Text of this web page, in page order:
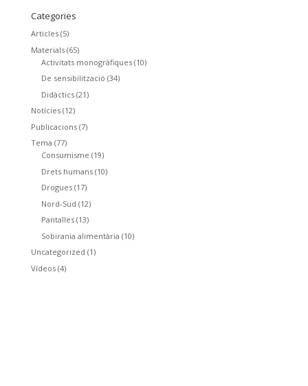
Categories
Articles(5)
Materials(65)
Activitats monogràfiques(10)
De sensibilització (34)
Didàctics(21)
Notícies(12)
Publicacions(7)
Tema (77)
Consumisme (19)
Drets humans(10)
Drogues(17)
Nord-Sud (12)
Pantalles(13)
Sobirania alimentària (10)
Uncategorized (1)
Vídeos(4)